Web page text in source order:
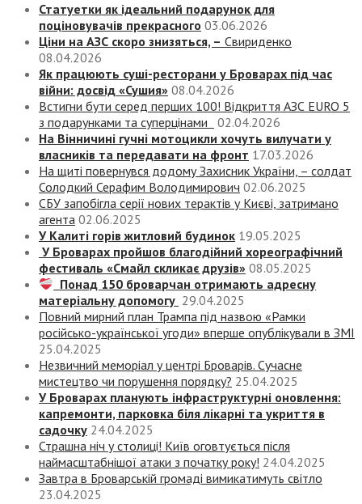
Статуетки як ідеальний подарунок для
поціновувачів прекрасного 03.06.2026
Ціни на АЗС скоро знизяться, – Свириденко
08.04.2026
Як працюють суші-ресторани у Броварах під час
війни: досвід «Сушия» 08.04.2026
Встигни бути серед перших 100! Відкриття АЗС EURO 5
з подарунками та суперцінами
02.04.2026
На Вінничині гучні мотоцикли хочуть вилучати у
власників та передавати на фронт 17.03.2026
На щиті повернувся додому Захисник України, – солдат
Солодкий Серафим Володимирович 02.06.2025
СБУ запобігла серії нових терактів у Києві, затримано
агента 02.06.2025
У Калиті горів житловий будинок 19.05.2025
У Броварах пройшов благодійний хореографічний
фестиваль «Смайл скликає друзів» 08.05.2025
Понад 150 броварчан отримають адресну
матеріальну допомогу 29.04.2025
Повний мирний план Трампа під назвою «‎Рамки
російсько-української угоди» вперше опублікували в ЗМІ
25.04.2025
Незвичний меморіал у центрі Броварів. Сучасне
мистецтво чи порушення порядку? 25.04.2025
У Броварах планують інфраструктурні оновлення:
капремонти, парковка біля лікарні та укриття в
садочку 24.04.2025
Страшна ніч у столиці! Київ оговтується після
наймасштабнішої атаки з початку року! 24.04.2025
Завтра в Броварській громаді вимикатимуть світло
23.04.2025